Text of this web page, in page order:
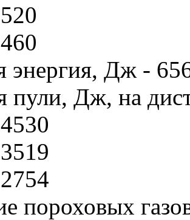
энергия, Дж -
пули, Дж, на
пороховых